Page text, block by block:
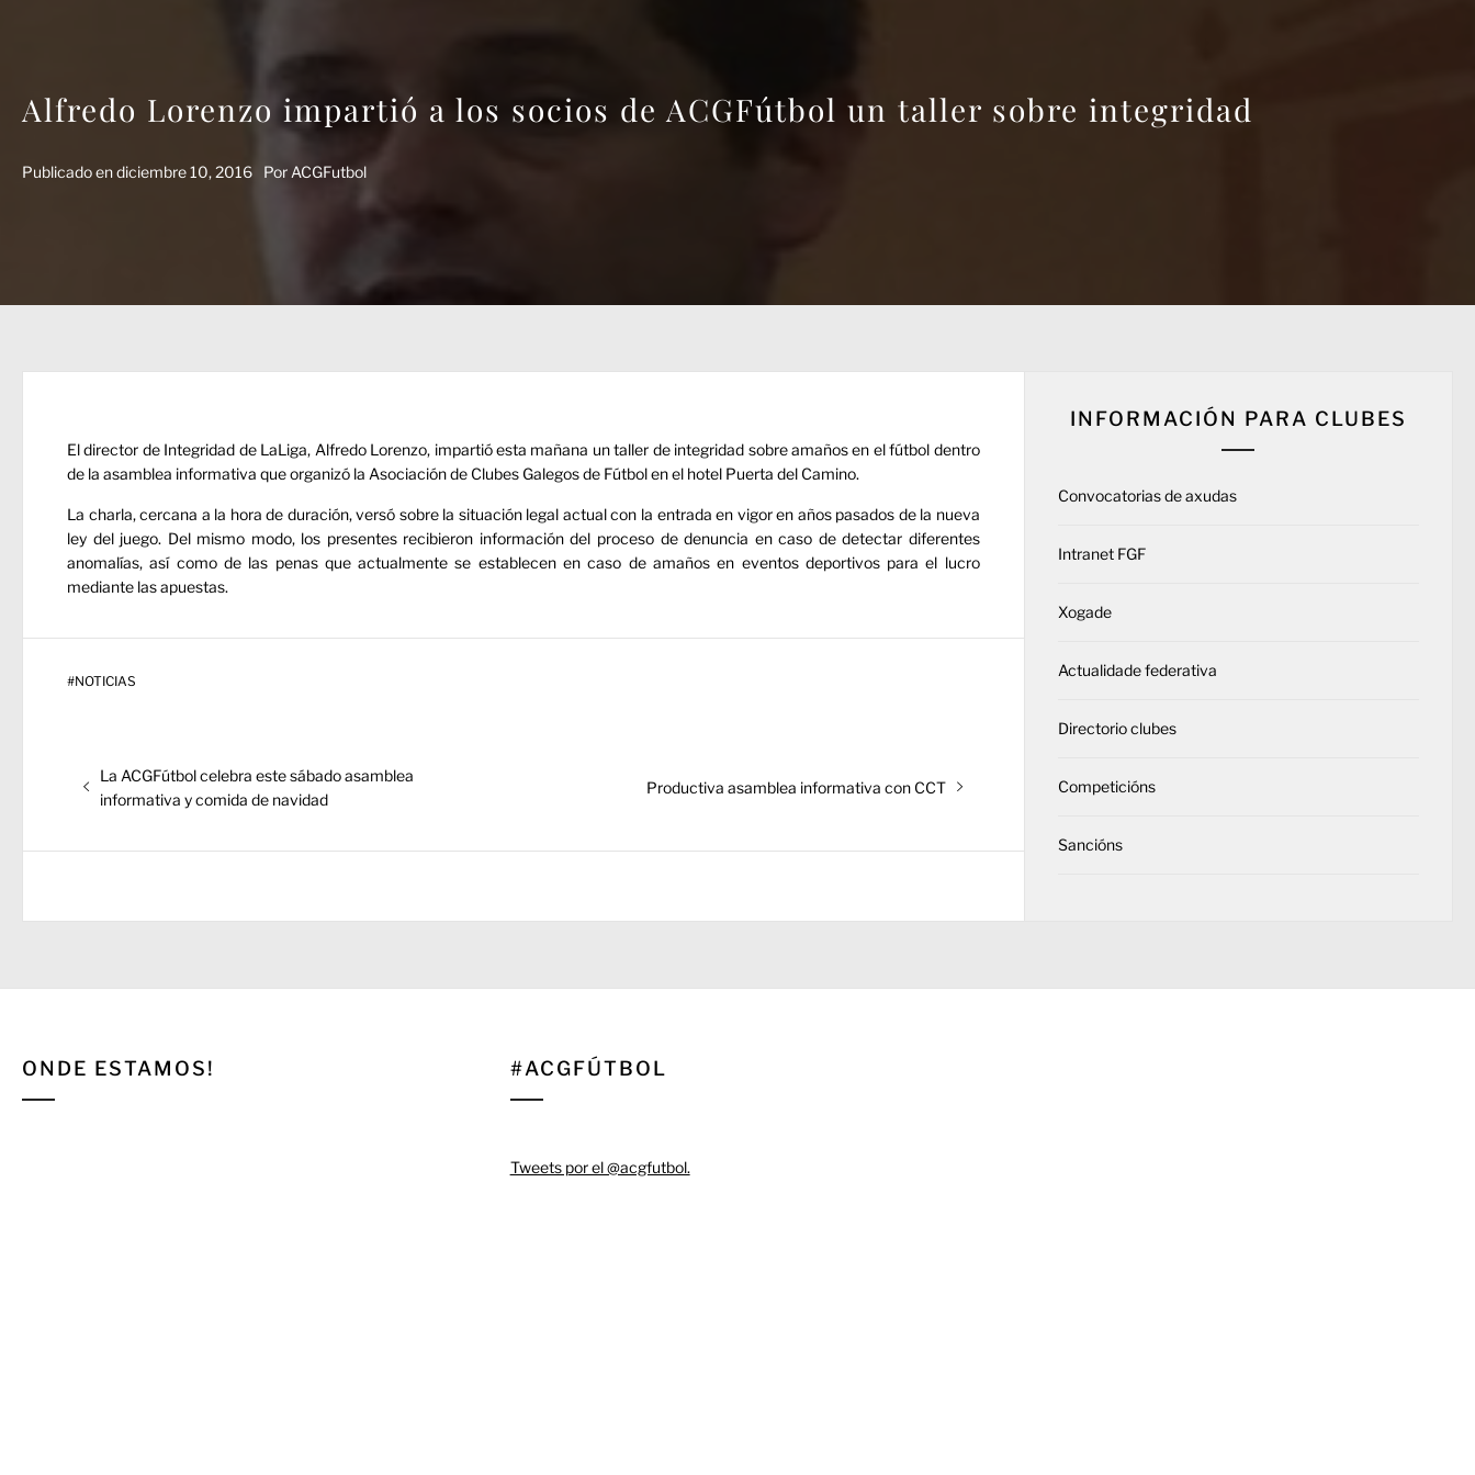
Alfredo Lorenzo impartió a los socios de ACGFútbol un taller sobre integridad
Publicado endiciembre 10, 2016 Por ACGFutbol
El director de Integridad de LaLiga, Alfredo Lorenzo, impartió esta mañana un taller de integridad sobre amaños en el fútbol dentro
de la asamblea informativa que organizó la Asociación de Clubes Galegos de Fútbol en el hotel Puerta del Camino.
La charla, cercana a la hora de duración, versó sobre la situación legal actual con la entrada en vigor en años pasados de la nueva
ley del juego. Del mismo modo, los presentes recibieron información del proceso de denuncia en caso de detectar diferentes
anomalías, así como de las penas que actualmente se establecen en caso de amaños en eventos deportivos para el lucro
mediante las apuestas.
#NOTICIAS
Navegación
de
Entrada
anterior:
La ACGFútbol celebra este sábado asamblea
informativa y comida de navidad
Entrada
Productiva asamblea informativa con CCT
INFORMACIÓN PARA CLUBES
Convocatorias de axudas
Intranet FGF
Xogade
Actualidade federativa
Directorio clubes
Competicións
Sancións
ONDE ESTAMOS! #ACGFÚTBOL
Tweets por el @acgfutbol.